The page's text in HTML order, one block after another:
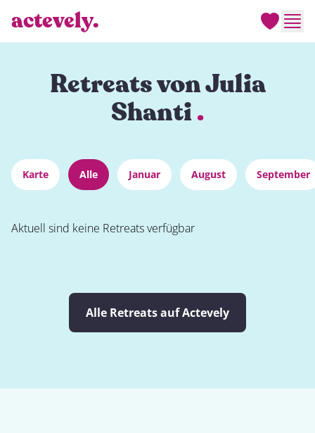
actevely.
Retreats von Julia
Shanti.
Karte Alle Januar August September
Aktuell sind keine Retreats verfügbar
Alle Retreats auf Actevely